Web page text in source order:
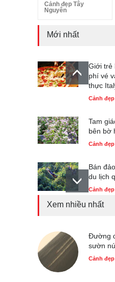
Cảnh đẹp Tây
Nguyên
Mới nhất
Giới trẻ
phí vé
thực
Cảnh
Tam
bên bờ
Cảnh
Bán
du lịch
Cảnh
Cảnh
Nhiều
Xem nhiều nhất
Đường
sườn
Cảnh